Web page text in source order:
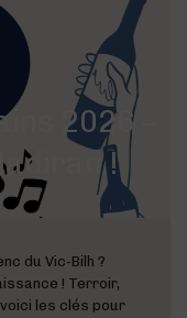
2026 –
!
du Vic-Bilh ?
! Terroir,
les clés pour